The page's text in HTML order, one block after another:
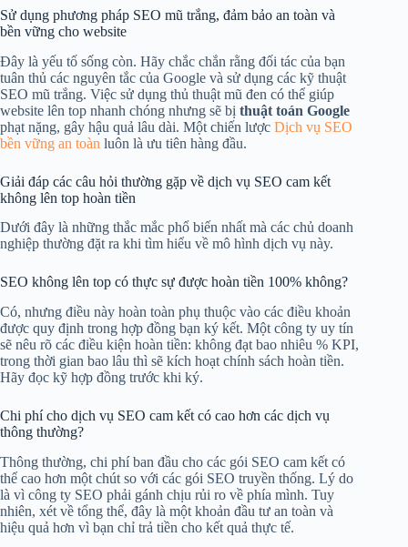
Sử dụng phương pháp SEO mũ trắng, đảm bảo an toàn và
bền vững cho website
Đây là yếu tố sống còn. Hãy chắc chắn rằng đối tác của bạn
tuân thủ các nguyên tắc của Google và sử dụng các kỹ thuật
SEO mũ trắng. Việc sử dụng thủ thuật mũ đen có thể giúp
website lên top nhanh chóng nhưng sẽ bị thuật toán Google
phạt nặng, gây hậu quả lâu dài. Một chiến lược Dịch vụ SEO
bền vững an toàn luôn là ưu tiên hàng đầu.
Giải đáp các câu hỏi thường gặp về dịch vụ SEO cam kết
không lên top hoàn tiền
Dưới đây là những thắc mắc phổ biến nhất mà các chủ doanh
nghiệp thường đặt ra khi tìm hiểu về mô hình dịch vụ này.
SEO không lên top có thực sự được hoàn tiền 100% không?
Có, nhưng điều này hoàn toàn phụ thuộc vào các điều khoản
được quy định trong hợp đồng bạn ký kết. Một công ty uy tín
sẽ nêu rõ các điều kiện hoàn tiền: không đạt bao nhiêu % KPI,
trong thời gian bao lâu thì sẽ kích hoạt chính sách hoàn tiền.
Hãy đọc kỹ hợp đồng trước khi ký.
Chi phí cho dịch vụ SEO cam kết có cao hơn các dịch vụ
thông thường?
Thông thường, chi phí ban đầu cho các gói SEO cam kết có
thể cao hơn một chút so với các gói SEO truyền thống. Lý do
là vì công ty SEO phải gánh chịu rủi ro về phía mình. Tuy
nhiên, xét về tổng thể, đây là một khoản đầu tư an toàn và
hiệu quả hơn vì bạn chỉ trả tiền cho kết quả thực tế.